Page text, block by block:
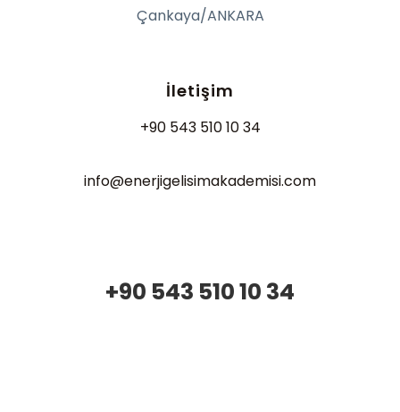
Çankaya/ANKARA
İletişim
+90 543 510 10 34
info@enerjigelisimakademisi.com
+90 543 510 10 34